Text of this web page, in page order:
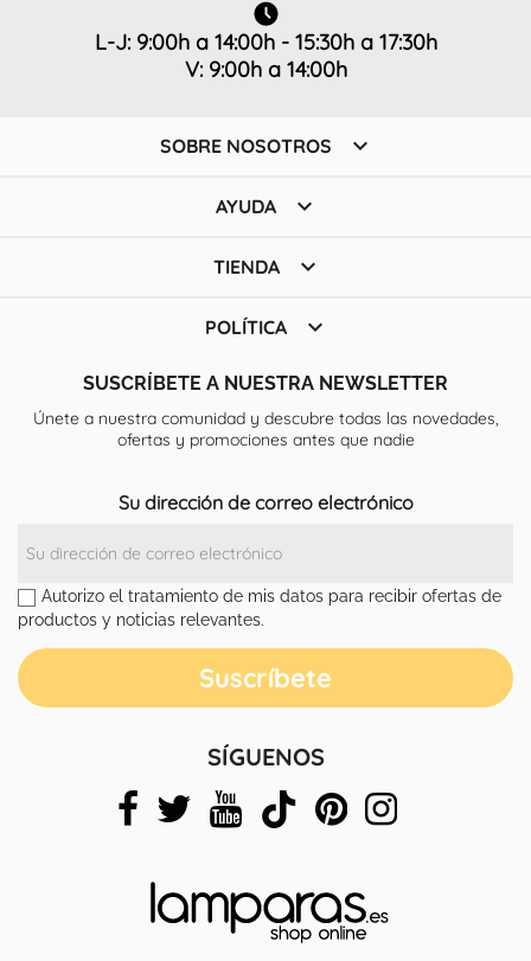
L-J: 9:00h a 14:00h - 15:30h a 17:30h
V: 9:00h a 14:00h
SOBRE NOSOTROS 
AYUDA 
TIENDA 
POLÍTICA 
SUSCRÍBETE A NUESTRA NEWSLETTER
Únete a nuestra comunidad y descubre todas las novedades,
ofertas y promociones antes que nadie
Su dirección de correo electrónico
Autorizo el tratamiento de mis datos para recibir ofertas de
productos y noticias relevantes.
SÍGUENOS